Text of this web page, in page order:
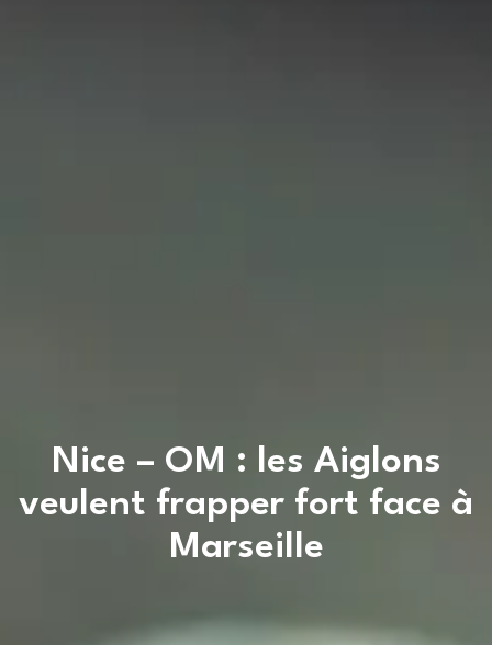
Nice – OM : les Aiglons
veulent frapper fort face à
Marseille